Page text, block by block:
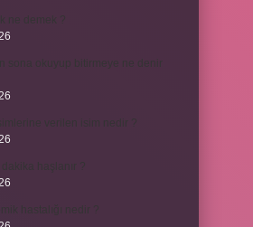
sona okuyup bitirmeye ne denir